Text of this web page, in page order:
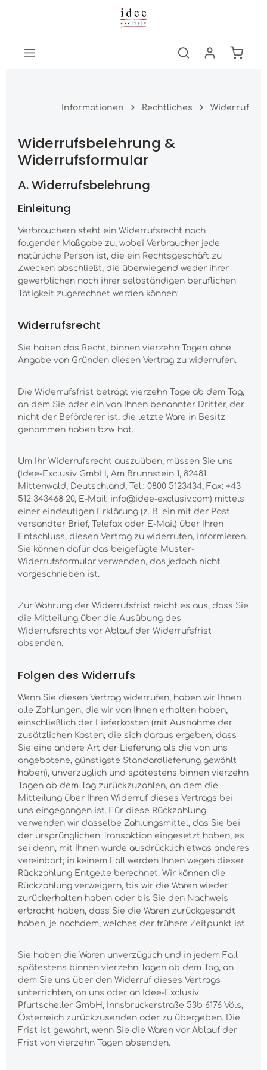
Zum Hauptinhalt springen
Informationen Rechtliches Widerruf
Widerrufsbelehrung &
Widerrufsformular
A. Widerrufsbelehrung
Einleitung
Verbrauchern steht ein Widerrufsrecht nach
folgender Maßgabe zu, wobei Verbraucher jede
natürliche Person ist, die ein Rechtsgeschäft zu
Zwecken abschließt, die überwiegend weder ihrer
gewerblichen noch ihrer selbständigen beruflichen
Tätigkeit zugerechnet werden können:
Widerrufsrecht
Sie haben das Recht, binnen vierzehn Tagen ohne
Angabe von Gründen diesen Vertrag zu widerrufen.
Die Widerrufsfrist beträgt vierzehn Tage ab dem Tag,
an dem Sie oder ein von Ihnen benannter Dritter, der
nicht der Beförderer ist, die letzte Ware in Besitz
genommen haben bzw. hat.
Um Ihr Widerrufsrecht auszuüben, müssen Sie uns
(Idee-Exclusiv GmbH, Am Brunnstein 1, 82481
Mittenwald, Deutschland, Tel.: 0800 5123434, Fax: +43
512 343468 20, E-Mail: info@idee-exclusiv.com) mittels
einer eindeutigen Erklärung (z. B. ein mit der Post
versandter Brief, Telefax oder E-Mail) über Ihren
Entschluss, diesen Vertrag zu widerrufen, informieren.
Sie können dafür das beigefügte Muster-
Widerrufsformular verwenden, das jedoch nicht
vorgeschrieben ist.
Zur Wahrung der Widerrufsfrist reicht es aus, dass Sie
die Mitteilung über die Ausübung des
Widerrufsrechts vor Ablauf der Widerrufsfrist
absenden.
Folgen des Widerrufs
Wenn Sie diesen Vertrag widerrufen, haben wir Ihnen
alle Zahlungen, die wir von Ihnen erhalten haben,
einschließlich der Lieferkosten (mit Ausnahme der
zusätzlichen Kosten, die sich daraus ergeben, dass
Sie eine andere Art der Lieferung als die von uns
angebotene, günstigste Standardlieferung gewählt
haben), unverzüglich und spätestens binnen vierzehn
Tagen ab dem Tag zurückzuzahlen, an dem die
Mitteilung über Ihren Widerruf dieses Vertrags bei
uns eingegangen ist. Für diese Rückzahlung
verwenden wir dasselbe Zahlungsmittel, das Sie bei
der ursprünglichen Transaktion eingesetzt haben, es
sei denn, mit Ihnen wurde ausdrücklich etwas anderes
vereinbart; in keinem Fall werden Ihnen wegen dieser
Rückzahlung Entgelte berechnet. Wir können die
Rückzahlung verweigern, bis wir die Waren wieder
zurückerhalten haben oder bis Sie den Nachweis
erbracht haben, dass Sie die Waren zurückgesandt
haben, je nachdem, welches der frühere Zeitpunkt ist.
Sie haben die Waren unverzüglich und in jedem Fall
spätestens binnen vierzehn Tagen ab dem Tag, an
dem Sie uns über den Widerruf dieses Vertrags
unterrichten, an uns oder an Idee-Exclusiv
Pfurtscheller GmbH, Innsbruckerstraße 53b 6176 Völs,
Österreich zurückzusenden oder zu übergeben. Die
Frist ist gewahrt, wenn Sie die Waren vor Ablauf der
Frist von vierzehn Tagen absenden.